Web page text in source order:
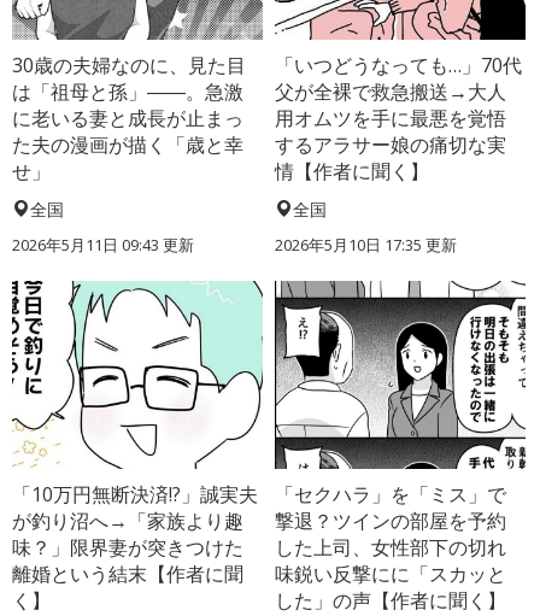
30歳の夫婦なのに、見た目
は「祖母と孫」――。急激
に老いる妻と成長が止まっ
た夫の漫画が描く「歳と幸
せ」
全国
2026年5月11日 09:43 更新
「いつどうなっても…」70代
父が全裸で救急搬送→大人
用オムツを手に最悪を覚悟
するアラサー娘の痛切な実
情【作者に聞く】
全国
2026年5月10日 17:35 更新
「10万円無断決済!?」誠実夫
が釣り沼へ→「家族より趣
味？」限界妻が突きつけた
離婚という結末【作者に聞
く】
「セクハラ」を「ミス」で
撃退？ツインの部屋を予約
した上司、女性部下の切れ
味鋭い反撃にに「スカッと
した」の声【作者に聞く】